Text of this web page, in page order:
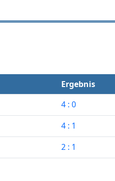
Ergebnis
4 : 0
4 : 1
2 : 1